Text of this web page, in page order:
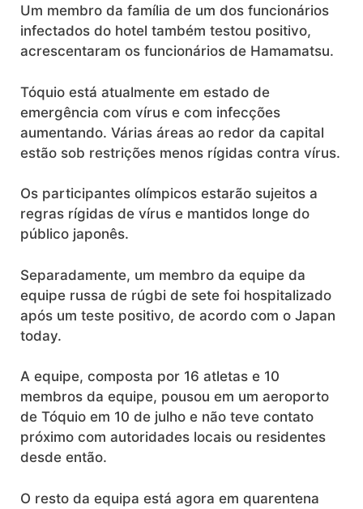
Um membro da família de um dos funcionários
infectados do hotel também testou positivo,
acrescentaram os funcionários de Hamamatsu.
Tóquio está atualmente em estado de
emergência com vírus e com infecções
aumentando. Várias áreas ao redor da capital
estão sob restrições menos rígidas contra vírus.
Os participantes olímpicos estarão sujeitos a
regras rígidas de vírus e mantidos longe do
público japonês.
Separadamente, um membro da equipe da
equipe russa de rúgbi de sete foi hospitalizado
após um teste positivo, de acordo com o Japan
today.
A equipe, composta por 16 atletas e 10
membros da equipe, pousou em um aeroporto
de Tóquio em 10 de julho e não teve contato
próximo com autoridades locais ou residentes
desde então.
O resto da equipa está agora em quarentena